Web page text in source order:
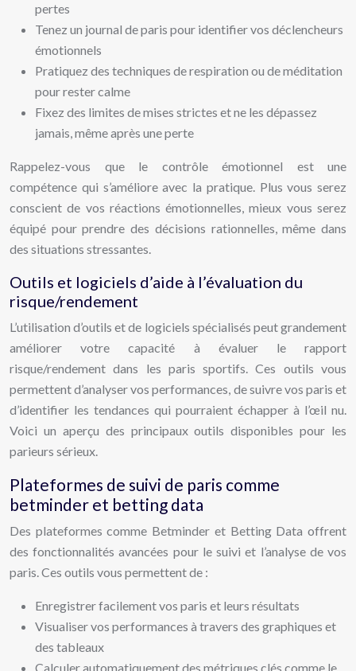
pertes
Tenez un journal de paris pour identifier vos déclencheurs
émotionnels
Pratiquez des techniques de respiration ou de méditation
pour rester calme
Fixez des limites de mises strictes et ne les dépassez
jamais, même après une perte
Rappelez-vous que le contrôle émotionnel est une
compétence qui s’améliore avec la pratique. Plus vous serez
conscient de vos réactions émotionnelles, mieux vous serez
équipé pour prendre des décisions rationnelles, même dans
des situations stressantes.
Outils et logiciels d’aide à l’évaluation du
risque/rendement
L’utilisation d’outils et de logiciels spécialisés peut grandement
améliorer votre capacité à évaluer le rapport
risque/rendement dans les paris sportifs. Ces outils vous
permettent d’analyser vos performances, de suivre vos paris et
d’identifier les tendances qui pourraient échapper à l’œil nu.
Voici un aperçu des principaux outils disponibles pour les
parieurs sérieux.
Plateformes de suivi de paris comme
betminder et betting data
Des plateformes comme Betminder et Betting Data offrent
des fonctionnalités avancées pour le suivi et l’analyse de vos
paris. Ces outils vous permettent de :
Enregistrer facilement vos paris et leurs résultats
Visualiser vos performances à travers des graphiques et
des tableaux
Calculer automatiquement des métriques clés comme le